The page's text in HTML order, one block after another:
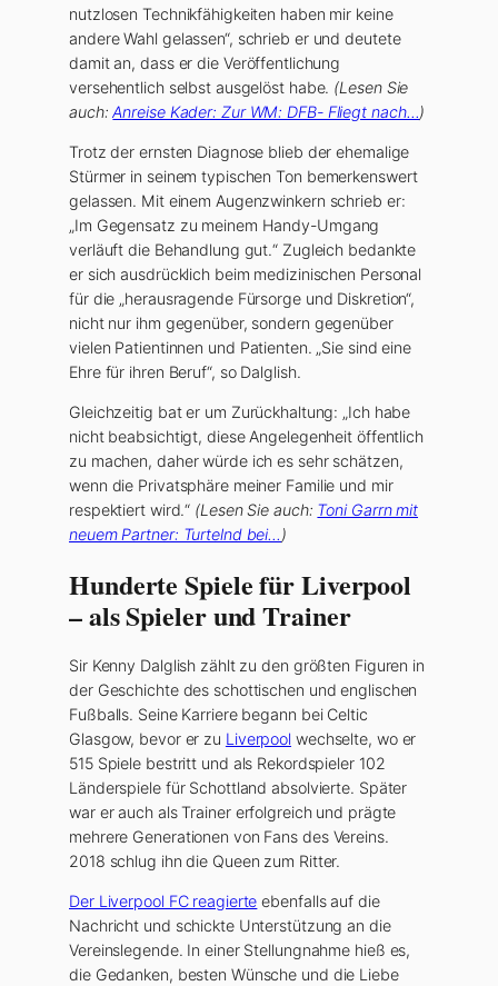
nutzlosen Technikfähigkeiten haben mir keine
andere Wahl gelassen“, schrieb er und deutete
damit an, dass er die Veröffentlichung
versehentlich selbst ausgelöst habe. (Lesen Sie
auch:Anreise Kader: Zur WM: DFB- Fliegt nach…)
Trotz der ernsten Diagnose blieb der ehemalige
Stürmer in seinem typischen Ton bemerkenswert
gelassen. Mit einem Augenzwinkern schrieb er:
„Im Gegensatz zu meinem Handy-Umgang
verläuft die Behandlung gut.“ Zugleich bedankte
er sich ausdrücklich beim medizinischen Personal
für die „herausragende Fürsorge und Diskretion“,
nicht nur ihm gegenüber, sondern gegenüber
vielen Patientinnen und Patienten. „Sie sind eine
Ehre für ihren Beruf“, so Dalglish.
Gleichzeitig bat er um Zurückhaltung: „Ich habe
nicht beabsichtigt, diese Angelegenheit öffentlich
zu machen, daher würde ich es sehr schätzen,
wenn die Privatsphäre meiner Familie und mir
respektiert wird.“ (Lesen Sie auch: Toni Garrn mit
neuem Partner: Turtelnd bei…)
Hunderte Spiele für Liverpool
– als Spieler und Trainer
Sir Kenny Dalglish zählt zu den größten Figuren in
der Geschichte des schottischen und englischen
Fußballs. Seine Karriere begann bei Celtic
Glasgow, bevor er zu Liverpool wechselte, wo er
515 Spiele bestritt und als Rekordspieler 102
Länderspiele für Schottland absolvierte. Später
war er auch als Trainer erfolgreich und prägte
mehrere Generationen von Fans des Vereins.
2018 schlug ihn die Queen zum Ritter.
Der Liverpool FC reagierte ebenfalls auf die
Nachricht und schickte Unterstützung an die
Vereinslegende. In einer Stellungnahme hieß es,
die Gedanken, besten Wünsche und die Liebe